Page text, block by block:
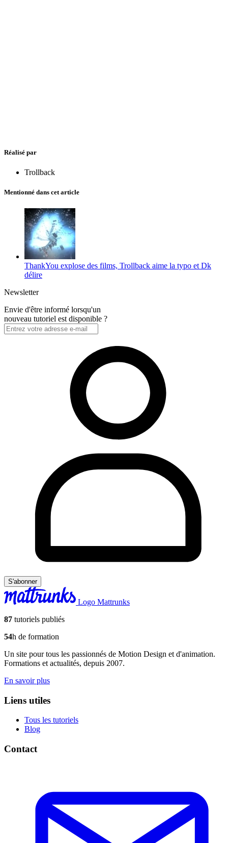
Réalisé par
Trollback
Mentionné dans cet article
ThankYou explose des films, Trollback aime la typo et Dk
délire
Newsletter
Envie d'être informé lorsqu'un
nouveau tutoriel est disponible ?
S'abonner
Logo Mattrunks
87 tutoriels publiés
54h de formation
Un site pour tous les passionnés de Motion Design et d'animation.
Formations et actualités, depuis 2007.
En savoir plus
Liens utiles
Tous les tutoriels
Blog
Contact